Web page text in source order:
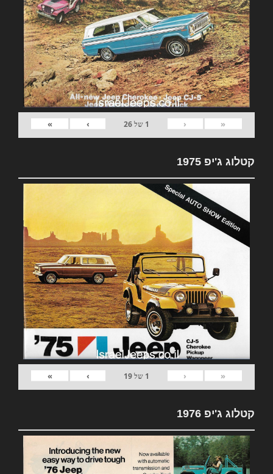
«
‹
1 של26
›
»
קטלוג ג'יפ 1975
«
‹
1 של19
›
»
קטלוג ג'יפ 1976